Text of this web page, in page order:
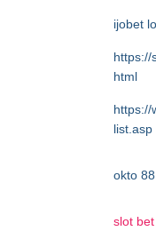
ijobet
https://
html
https://
list.asp
okto 88
slot